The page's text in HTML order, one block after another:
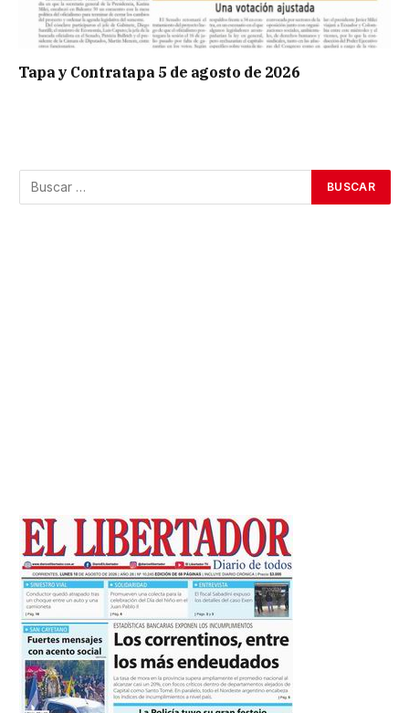
Tapa y Contratapa 5 de agosto de 2026